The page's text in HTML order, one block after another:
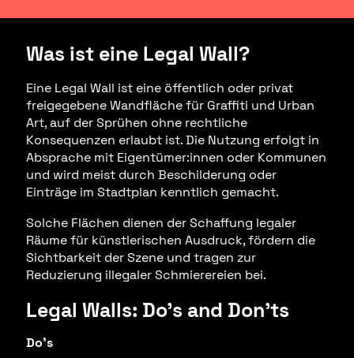
Was ist eine Legal Wall?
Eine Legal Wall ist eine öffentlich oder privat
freigegebene Wandfläche für Graffiti und Urban
Art, auf der Sprühen ohne rechtliche
Konsequenzen erlaubt ist. Die Nutzung erfolgt in
Absprache mit Eigentümer:innen oder Kommunen
und wird meist durch Beschilderung oder
Einträge im Stadtplan kenntlich gemacht.
Solche Flächen dienen der Schaffung legaler
Räume für künstlerischen Ausdruck, fördern die
Sichtbarkeit der Szene und tragen zur
Reduzierung illegaler Schmierereien bei.
Legal Walls: Do’s and Don’ts
Do’s